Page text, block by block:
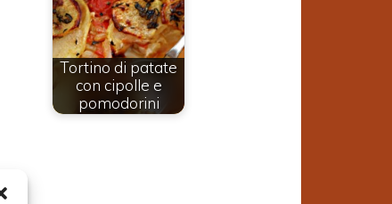
Tortino di patate
con cipolle e
pomodorini